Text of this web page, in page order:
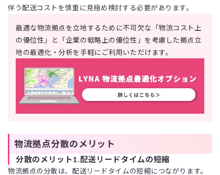
伴う配送コストを慎重に見極め検討する必要があります。
最適な物流拠点を立地するために不可欠な「物流コスト上
の優位性」と「企業の戦略上の優位性」を考慮した拠点立
地の最適化・分析を手軽にご利用いただけます。
物流拠点分散のメリット
分散のメリット1.配送リードタイムの短縮
物流拠点の分散は、配送リードタイムの短縮につながります。